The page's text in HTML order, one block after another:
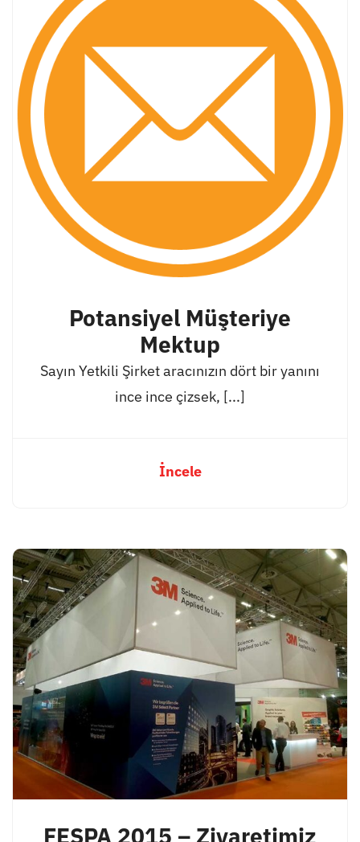
Potansiyel Müşteriye
Mektup
Sayın Yetkili Şirket aracınızın dört bir yanını
ince ince çizsek, [...]
İncele